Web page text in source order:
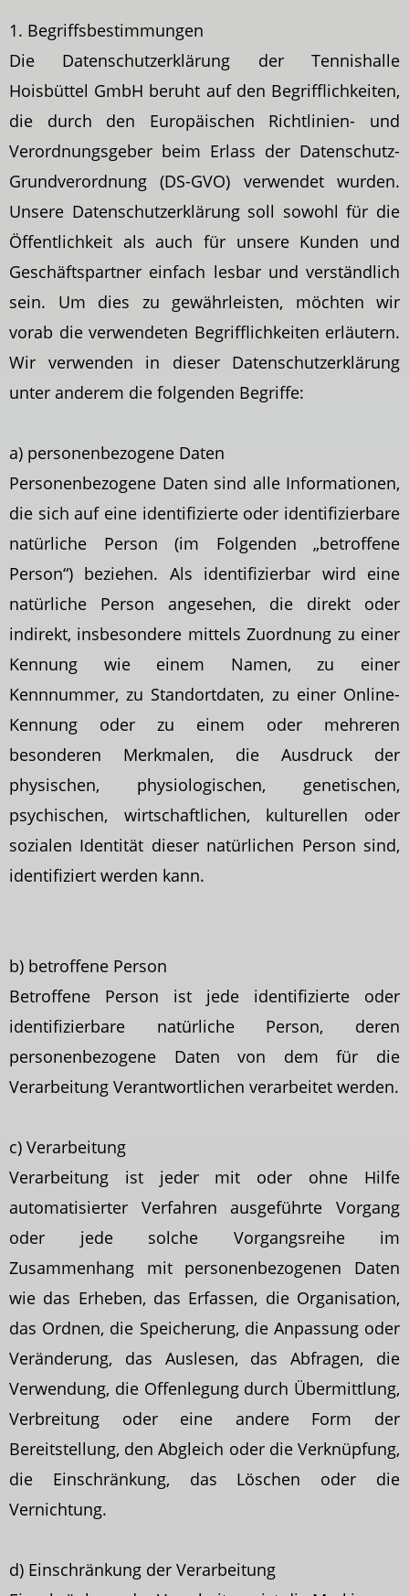
1. Begriffsbestimmungen
Die Datenschutzerklärung der Tennishalle
Hoisbüttel GmbH beruht auf den Begrifflichkeiten,
die durch den Europäischen Richtlinien- und
Verordnungsgeber beim Erlass der Datenschutz-
Grundverordnung (DS-GVO) verwendet wurden.
Unsere Datenschutzerklärung soll sowohl für die
Öffentlichkeit als auch für unsere Kunden und
Geschäftspartner einfach lesbar und verständlich
sein. Um dies zu gewährleisten, möchten wir
vorab die verwendeten Begrifflichkeiten erläutern.
Wir verwenden in dieser Datenschutzerklärung
unter anderem die folgenden Begriffe:
a) personenbezogene Daten
Personenbezogene Daten sind alle Informationen,
die sich auf eine identifizierte oder identifizierbare
natürliche Person (im Folgenden „betroffene
Person“) beziehen. Als identifizierbar wird eine
natürliche Person angesehen, die direkt oder
indirekt, insbesondere mittels Zuordnung zu einer
Kennung wie einem Namen, zu einer
Kennnummer, zu Standortdaten, zu einer Online-
Kennung oder zu einem oder mehreren
besonderen Merkmalen, die Ausdruck der
physischen, physiologischen, genetischen,
psychischen, wirtschaftlichen, kulturellen oder
sozialen Identität dieser natürlichen Person sind,
identifiziert werden kann.
b) betroffene Person
Betroffene Person ist jede identifizierte oder
identifizierbare natürliche Person, deren
personenbezogene Daten von dem für die
Verarbeitung Verantwortlichen verarbeitet werden.
c) Verarbeitung
Verarbeitung ist jeder mit oder ohne Hilfe
automatisierter Verfahren ausgeführte Vorgang
oder jede solche Vorgangsreihe im
Zusammenhang mit personenbezogenen Daten
wie das Erheben, das Erfassen, die Organisation,
das Ordnen, die Speicherung, die Anpassung oder
Veränderung, das Auslesen, das Abfragen, die
Verwendung, die Offenlegung durch Übermittlung,
Verbreitung oder eine andere Form der
Bereitstellung, den Abgleich oder die Verknüpfung,
die Einschränkung, das Löschen oder die
Vernichtung.
d) Einschränkung der Verarbeitung